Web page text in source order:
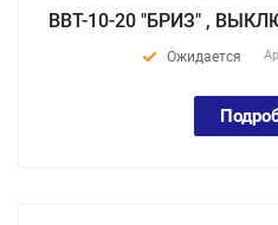
ВВТ-10-20 "БРИЗ" ,
Ожидается